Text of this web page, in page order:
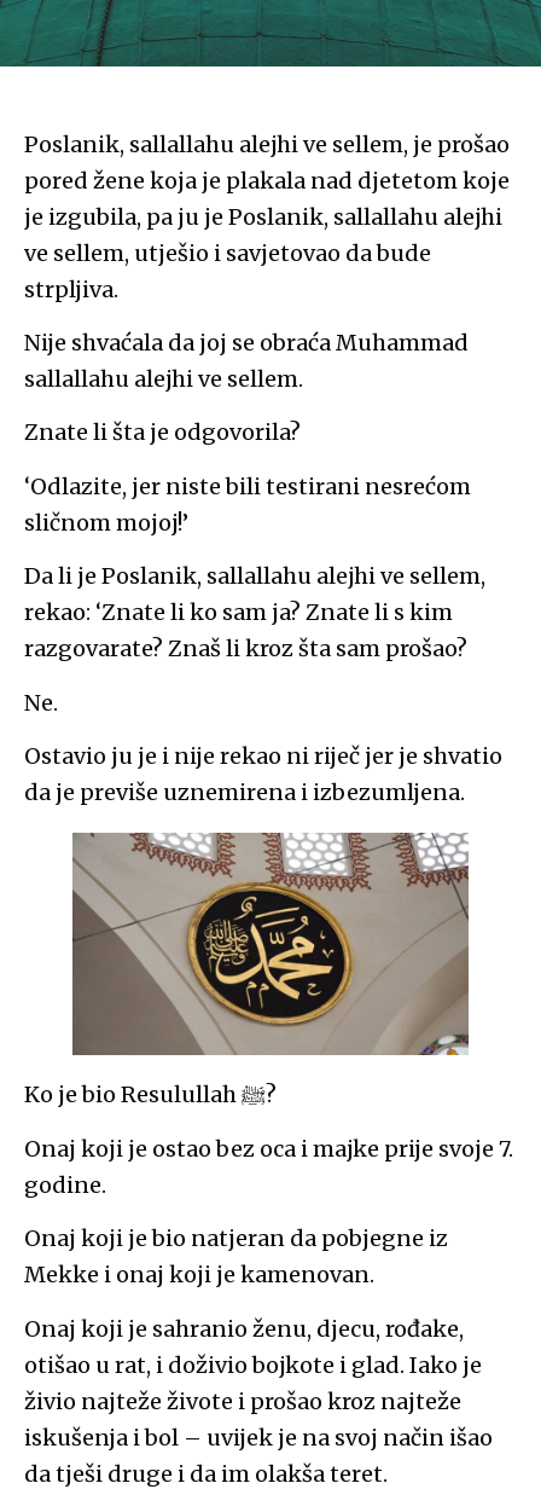
Poslanik, sallallahu alejhi ve sellem, je prošao
pored žene koja je plakala nad djetetom koje
je izgubila, pa ju je Poslanik, sallallahu alejhi
ve sellem, utješio i savjetovao da bude
strpljiva.
Nije shvaćala da joj se obraća Muhammad
sallallahu alejhi ve sellem.
Znate li šta je odgovorila?
‘Odlazite, jer niste bili testirani nesrećom
sličnom mojoj!’
Da li je Poslanik, sallallahu alejhi ve sellem,
rekao: ‘Znate li ko sam ja? Znate li s kim
razgovarate? Znaš li kroz šta sam prošao?
Ne.
Ostavio ju je i nije rekao ni riječ jer je shvatio
da je previše uznemirena i izbezumljena.
Ko je bio Resulullah ﷺ?
Onaj koji je ostao bez oca i majke prije svoje 7.
godine.
Onaj koji je bio natjeran da pobjegne iz
Mekke i onaj koji je kamenovan.
Onaj koji je sahranio ženu, djecu, rođake,
otišao u rat, i doživio bojkote i glad. Iako je
živio najteže živote i prošao kroz najteže
iskušenja i bol – uvijek je na svoj način išao
da tješi druge i da im olakša teret.